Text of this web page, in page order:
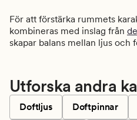
För att förstärka rummets
kombineras med inslag från
skapar balans mellan ljus och
Utforska andra
Doftljus Doftpinnar